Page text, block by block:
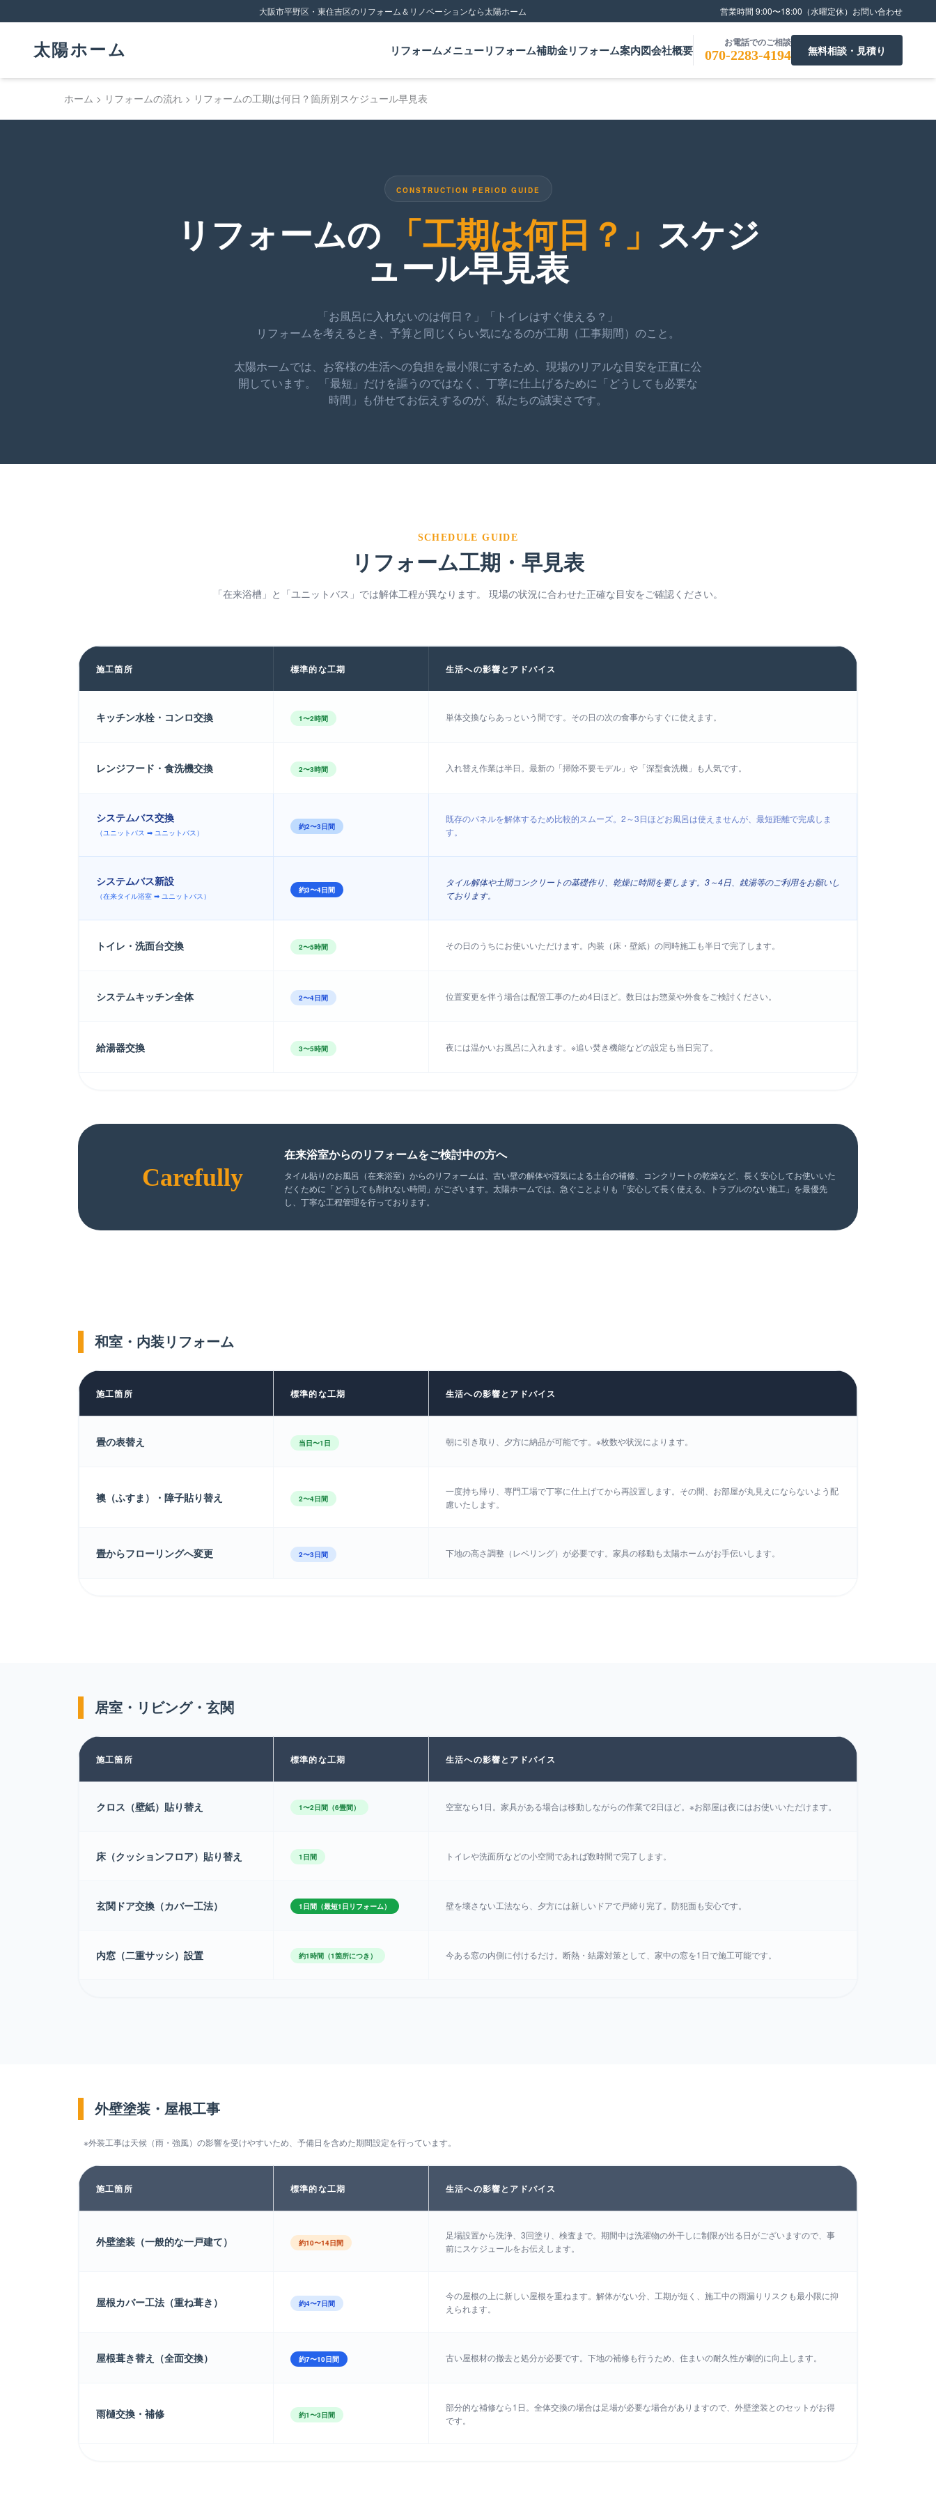
大阪市平野区・東住吉区のリフォーム＆リノベーションなら太陽ホーム 営業時間 9:00〜18:00（水曜定休） お問い合わせ
太陽ホーム リフォームメニューリフォーム補助金リフォーム案内図会社概要
お電話でのご相談
070-2283-4194 無料相談・見積り
ホーム リフォームの流れ リフォームの工期は何日？箇所別スケジュール早見表
CONSTRUCTION PERIOD GUIDE
リフォームの 「工期は何日？」 スケジ
ュール早見表
「お風呂に入れないのは何日？」「トイレはすぐ使える？」
リフォームを考えるとき、予算と同じくらい気になるのが工期（工事期間）のこと。
太陽ホームでは、お客様の生活への負担を最小限にするため、現場のリアルな目安を正直に公
開しています。 「最短」だけを謳うのではなく、丁寧に仕上げるために「どうしても必要な
時間」も併せてお伝えするのが、私たちの誠実さです。
SCHEDULE GUIDE
リフォーム工期・早見表
「在来浴槽」と「ユニットバス」では解体工程が異なります。 現場の状況に合わせた正確な目安をご確認ください。
施工箇所 標準的な工期 生活への影響とアドバイス
キッチン水栓・コンロ交換 1〜2時間 単体交換ならあっという間です。その日の次の食事からすぐに使えます。
レンジフード・食洗機交換 2〜3時間 入れ替え作業は半日。最新の「掃除不要モデル」や「深型食洗機」も人気です。
システムバス交換
（ユニットバス ➡ ユニットバス）
約2〜3日間
既存のパネルを解体するため比較的スムーズ。2～3日ほどお風呂は使えませんが、最短距離で完成しま
す。
システムバス新設
（在来タイル浴室 ➡ ユニットバス）
約3〜4日間
タイル解体や土間コンクリートの基礎作り、乾燥に時間を要します。3～4日、銭湯等のご利用をお願いし
ております。
トイレ・洗面台交換 2〜5時間 その日のうちにお使いいただけます。内装（床・壁紙）の同時施工も半日で完了します。
システムキッチン全体 2〜4日間 位置変更を伴う場合は配管工事のため4日ほど。数日はお惣菜や外食をご検討ください。
給湯器交換 3〜5時間 夜には温かいお風呂に入れます。※追い焚き機能などの設定も当日完了。
Carefully
在来浴室からのリフォームをご検討中の方へ
タイル貼りのお風呂（在来浴室）からのリフォームは、古い壁の解体や湿気による土台の補修、コンクリートの乾燥など、長く安心してお使いいた
だくために「どうしても削れない時間」がございます。太陽ホームでは、急ぐことよりも「安心して長く使える、トラブルのない施工」を最優先
し、丁寧な工程管理を行っております。
和室・内装リフォーム
施工箇所 標準的な工期 生活への影響とアドバイス
畳の表替え 当日〜1日 朝に引き取り、夕方に納品が可能です。※枚数や状況によります。
襖（ふすま）・障子貼り替え 2〜4日間
一度持ち帰り、専門工場で丁寧に仕上げてから再設置します。その間、お部屋が丸見えにならないよう配
慮いたします。
畳からフローリングへ変更 2〜3日間 下地の高さ調整（レベリング）が必要です。家具の移動も太陽ホームがお手伝いします。
居室・リビング・玄関
施工箇所 標準的な工期 生活への影響とアドバイス
クロス（壁紙）貼り替え 1〜2日間（6畳間） 空室なら1日。家具がある場合は移動しながらの作業で2日ほど。※お部屋は夜にはお使いいただけます。
床（クッションフロア）貼り替え 1日間 トイレや洗面所などの小空間であれば数時間で完了します。
玄関ドア交換（カバー工法） 1日間（最短1日リフォーム） 壁を壊さない工法なら、夕方には新しいドアで戸締り完了。防犯面も安心です。
内窓（二重サッシ）設置 約1時間（1箇所につき） 今ある窓の内側に付けるだけ。断熱・結露対策として、家中の窓を1日で施工可能です。
外壁塗装・屋根工事
※外装工事は天候（雨・強風）の影響を受けやすいため、予備日を含めた期間設定を行っています。
施工箇所 標準的な工期 生活への影響とアドバイス
外壁塗装（一般的な一戸建て） 約10〜14日間
足場設置から洗浄、3回塗り、検査まで。期間中は洗濯物の外干しに制限が出る日がございますので、事
前にスケジュールをお伝えします。
屋根カバー工法（重ね葺き） 約4〜7日間
今の屋根の上に新しい屋根を重ねます。解体がない分、工期が短く、施工中の雨漏りリスクも最小限に抑
えられます。
屋根葺き替え（全面交換） 約7〜10日間 古い屋根材の撤去と処分が必要です。下地の補修も行うため、住まいの耐久性が劇的に向上します。
雨樋交換・補修 約1〜3日間
部分的な補修なら1日。全体交換の場合は足場が必要な場合がありますので、外壁塗装とのセットがお得
です。